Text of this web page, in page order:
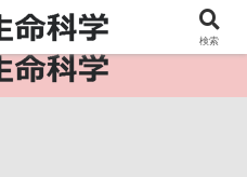
の情報インフラ。
検索